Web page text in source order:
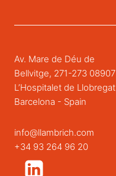
Av. Mare de Déu de
Bellvitge, 271-273 08907
L’Hospitalet de Llobregat
Barcelona - Spain
info@llambrich.com
+34 93 264 96 20